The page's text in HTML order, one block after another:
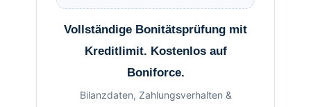
Vollständige Bonitätsprüfung mit
Kreditlimit. Kostenlos auf
Boniforce.
Bilanzdaten, Zahlungsverhalten &